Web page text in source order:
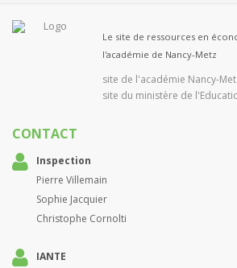
Le site de ressources en
l'académie de Nancy-Metz
site de l'académie Nancy-
site du ministère de
CONTACT
Inspection
Pierre Villemain
Sophie Jacquier
Christophe Cornolti
IANTE